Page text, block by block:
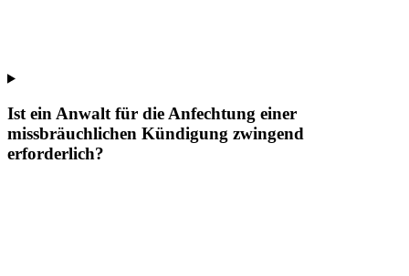
Ist ein Anwalt für die Anfechtung einer
missbräuchlichen Kündigung zwingend
erforderlich?